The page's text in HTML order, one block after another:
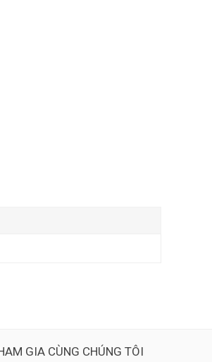
GIA CÙNG CHÚNG TÔI